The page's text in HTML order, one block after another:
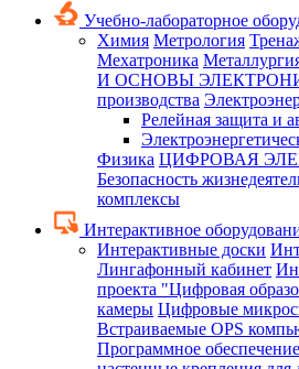
Учебно-лабораторное
Химия Метрология
Мехатроника
И ОСНОВЫ
производства
Релейная защита и
Физика ЦИФРОВАЯ
Безопасность
комплексы
Интерактивное
Интерактивные доски
Лингафонный кабинет
проекта "Цифровая
камеры Цифровые
Встраиваемые OPS
Программное